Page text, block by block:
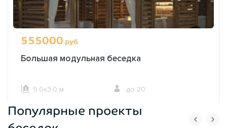
555000 руб
Большая модульная беседка
5,0х3,0 м. до 20
ОФОРМИТЬ ЗАКАЗ
Популярные проекты